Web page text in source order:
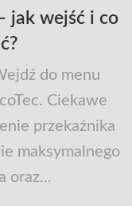
jak wejść i co
do menu
Ciekawe
przekaźnika
maksymalnego
oraz...